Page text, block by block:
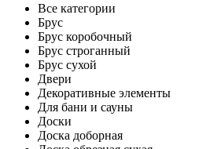
Все категории
Брус
Брус коробочный
Брус строганный
Брус сухой
Двери
Декоративные элементы
Для бани и сауны
Доски
Доска доборная